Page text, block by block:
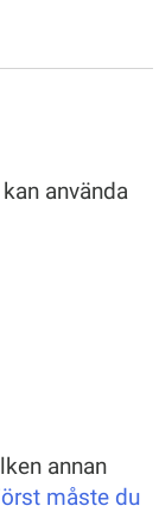
kan använda
annan
måste du